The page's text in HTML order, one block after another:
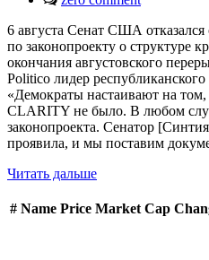
6 августа Сенат США отказался
по законопроекту о структуре
окончания августовского
Politico лидер
«Демократы настаивают на
CLARITY не было. В любом
законопроекта. Сенатор
проявила, и мы поставим
Читать дальше
# Name Price Market Cap